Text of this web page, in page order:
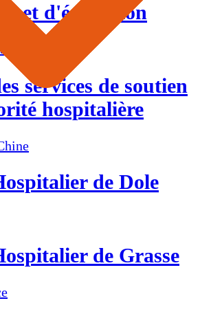
et d'éducation
Uni
services de soutien
hospitalière
de Dole
de Grasse